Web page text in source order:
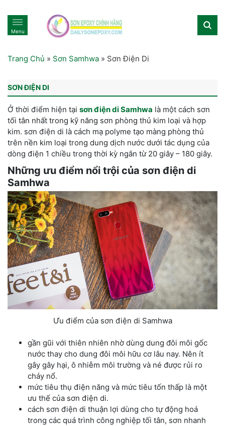
Menu
Trang Chủ » Sơn Samhwa » Sơn Điện Di
SƠN ĐIỆN DI
Ở thời điểm hiện tại sơn điện di Samhwa là một cách sơn
tối tân nhất trong kỹ năng sơn phòng thủ kim loại và hợp
kim. sơn điện di là cách mạ polyme tạo màng phòng thủ
trên nền kim loại trong dung dịch nước dưới tác dụng của
dòng điện 1 chiều trong thời kỳ ngắn từ 20 giây – 180 giây.
Những ưu điểm nổi trội của sơn điện di
Samhwa
Ưu điểm của sơn điện di Samhwa
gần gũi với thiên nhiên nhờ dùng dung đôi môi gốc
nước thay cho dung đôi môi hữu cơ lâu nay. Nên ít
gây gây hại, ô nhiễm môi trường và né được rủi ro
cháy nổ.
mức tiêu thụ điện năng và mức tiêu tốn thấp là một
ưu thế của sơn điện di.
cách sơn điện di thuận lợi dùng cho tự động hoá
trong các quá trình công nghiệp tối tân, sơn nhanh